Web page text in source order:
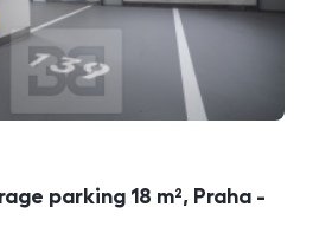
parking 18 m², Praha -